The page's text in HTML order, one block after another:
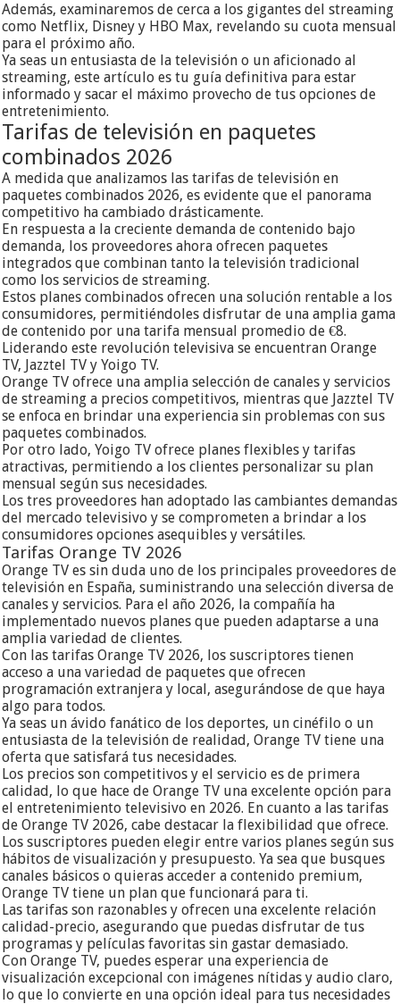
Además, examinaremos de cerca a los gigantes del streaming
como Netflix, Disney y HBO Max, revelando su cuota mensual
para el próximo año.
Ya seas un entusiasta de la televisión o un aficionado al
streaming, este artículo es tu guía definitiva para estar
informado y sacar el máximo provecho de tus opciones de
entretenimiento.
Tarifas de televisión en paquetes
combinados 2026
A medida que analizamos las tarifas de televisión en
paquetes combinados 2026, es evidente que el panorama
competitivo ha cambiado drásticamente.
En respuesta a la creciente demanda de contenido bajo
demanda, los proveedores ahora ofrecen paquetes
integrados que combinan tanto la televisión tradicional
como los servicios de streaming.
Estos planes combinados ofrecen una solución rentable a los
consumidores, permitiéndoles disfrutar de una amplia gama
de contenido por una tarifa mensual promedio de €8.
Liderando este revolución televisiva se encuentran Orange
TV, Jazztel TV y Yoigo TV.
Orange TV ofrece una amplia selección de canales y servicios
de streaming a precios competitivos, mientras que Jazztel TV
se enfoca en brindar una experiencia sin problemas con sus
paquetes combinados.
Por otro lado, Yoigo TV ofrece planes flexibles y tarifas
atractivas, permitiendo a los clientes personalizar su plan
mensual según sus necesidades.
Los tres proveedores han adoptado las cambiantes demandas
del mercado televisivo y se comprometen a brindar a los
consumidores opciones asequibles y versátiles.
Tarifas Orange TV 2026
Orange TV es sin duda uno de los principales proveedores de
televisión en España, suministrando una selección diversa de
canales y servicios. Para el año 2026, la compañía ha
implementado nuevos planes que pueden adaptarse a una
amplia variedad de clientes.
Con las tarifas Orange TV 2026, los suscriptores tienen
acceso a una variedad de paquetes que ofrecen
programación extranjera y local, asegurándose de que haya
algo para todos.
Ya seas un ávido fanático de los deportes, un cinéfilo o un
entusiasta de la televisión de realidad, Orange TV tiene una
oferta que satisfará tus necesidades.
Los precios son competitivos y el servicio es de primera
calidad, lo que hace de Orange TV una excelente opción para
el entretenimiento televisivo en 2026. En cuanto a las tarifas
de Orange TV 2026, cabe destacar la flexibilidad que ofrece.
Los suscriptores pueden elegir entre varios planes según sus
hábitos de visualización y presupuesto. Ya sea que busques
canales básicos o quieras acceder a contenido premium,
Orange TV tiene un plan que funcionará para ti.
Las tarifas son razonables y ofrecen una excelente relación
calidad-precio, asegurando que puedas disfrutar de tus
programas y películas favoritas sin gastar demasiado.
Con Orange TV, puedes esperar una experiencia de
visualización excepcional con imágenes nítidas y audio claro,
lo que lo convierte en una opción ideal para tus necesidades